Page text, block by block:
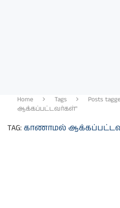
Home Tags
Posts
ஆக்கப்பட்டவர்கள்"
TAG: காணாமல்